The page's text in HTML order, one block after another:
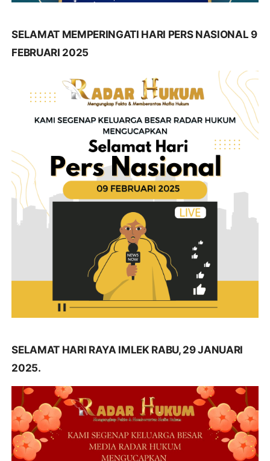
SELAMAT MEMPERINGATI HARI PERS NASIONAL 9
FEBRUARI 2025
SELAMAT HARI RAYA IMLEK RABU, 29 JANUARI
2025.